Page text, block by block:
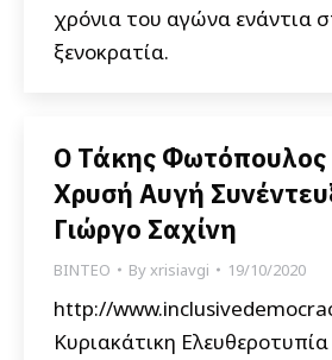
χρόνια του αγώνα ενάντια
ξενοκρατία.
Ο Τάκης Φωτόπουλος
Χρυσή Αυγή
Γιώργο Σαχίνη
ΒΙΝΤΕΟ Byxrisiavgi 19/10/2020
http://
Κυριακάτικη